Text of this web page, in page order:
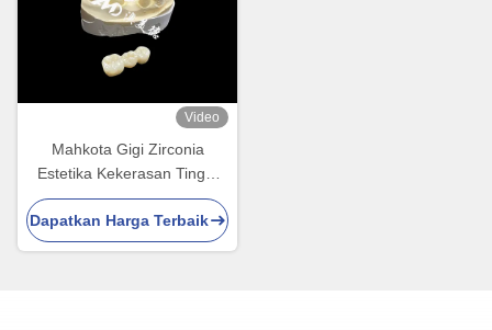
Video
Mahkota Gigi Zirconia
Estetika Kekerasan Tinggi
dengan Translucence dan
Resistensi Chipping dari
China Dental Lab
Dapatkan Harga Terbaik